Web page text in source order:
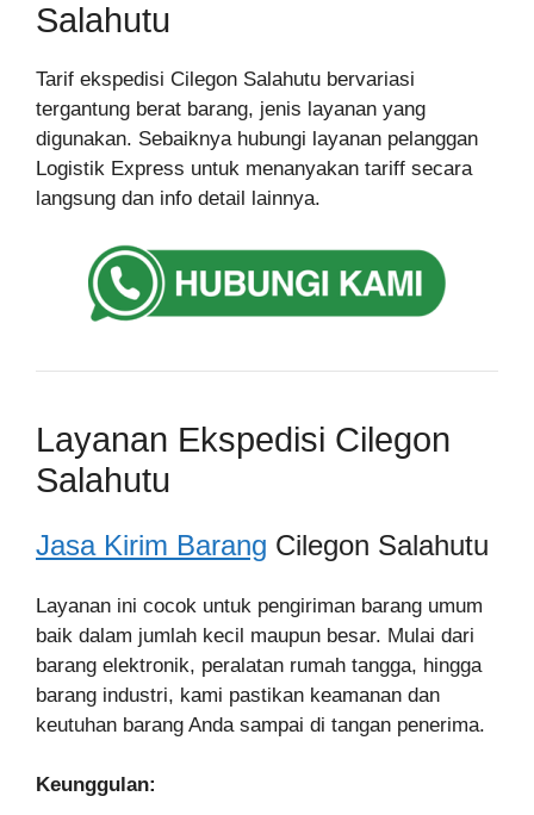
Salahutu
Tarif ekspedisi Cilegon Salahutu bervariasi
tergantung berat barang, jenis layanan yang
digunakan. Sebaiknya hubungi layanan pelanggan
Logistik Express untuk menanyakan tariff secara
langsung dan info detail lainnya.
Layanan Ekspedisi Cilegon
Salahutu
Jasa Kirim Barang Cilegon Salahutu
Layanan ini cocok untuk pengiriman barang umum
baik dalam jumlah kecil maupun besar. Mulai dari
barang elektronik, peralatan rumah tangga, hingga
barang industri, kami pastikan keamanan dan
keutuhan barang Anda sampai di tangan penerima.
Keunggulan: